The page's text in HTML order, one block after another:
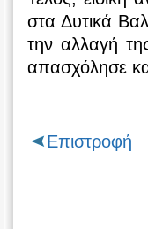
στα Δυτικά
την αλλαγή
απασχόλησε
Επιστροφή